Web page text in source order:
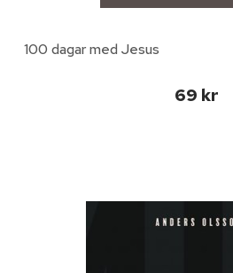
100 dagar med Jesus
69 kr